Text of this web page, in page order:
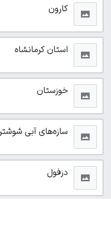
کارون
استان کرمانشاه
خوزستان
سازه‌های آبی شوشتر
دزفول